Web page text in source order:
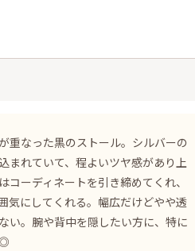
重なった黒のストール。シルバーの
まれていて、程よいツヤ感があり上
コーディネートを引き締めてくれ、
気にしてくれる。幅広だけどやや透
い。腕や背中を隠したい方に、特に